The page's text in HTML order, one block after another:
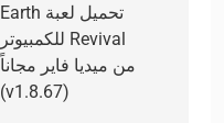
المقالات
تحميل لعبة Earth
Revival للكمبيوتر
من ميديا فاير مجاناً
(v1.8.67)